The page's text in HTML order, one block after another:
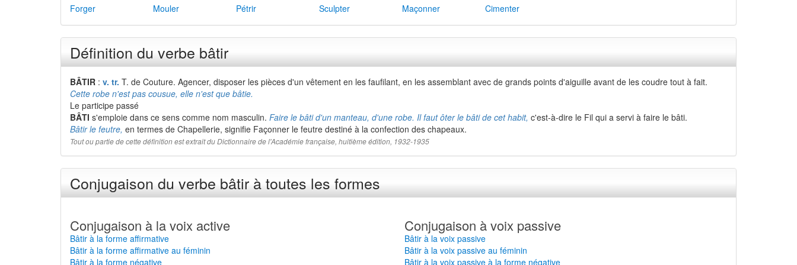
Forger Mouler Pétrir Sculpter Maçonner Cimenter
Définition du verbe bâtir
BÂTIR : v. tr. T. de Couture. Agencer, disposer les pièces d'un vêtement en les faufilant, en les assemblant avec de grands points d'aiguille avant de les coudre tout à fait.
Cette robe n'est pas cousue, elle n'est que bâtie.
Le participe passé
BÂTI s'emploie dans ce sens comme nom masculin. Faire le bâti d'un manteau, d'une robe. Il faut ôter le bâti de cet habit, c'est-à-dire le Fil qui a servi à faire le bâti.
Bâtir le feutre, en termes de Chapellerie, signifie Façonner le feutre destiné à la confection des chapeaux.
Tout ou partie de cette définition est extrait du Dictionnaire de l'Académie française, huitième édition, 1932-1935
Conjugaison du verbe bâtir à toutes les formes
Conjugaison à la voix active
Bâtir à la forme affirmative
Bâtir à la forme affirmative au féminin
Bâtir à la forme négative
Conjugaison à voix passive
Bâtir à la voix passive
Bâtir à la voix passive au féminin
Bâtir à la voix passive à la forme négative